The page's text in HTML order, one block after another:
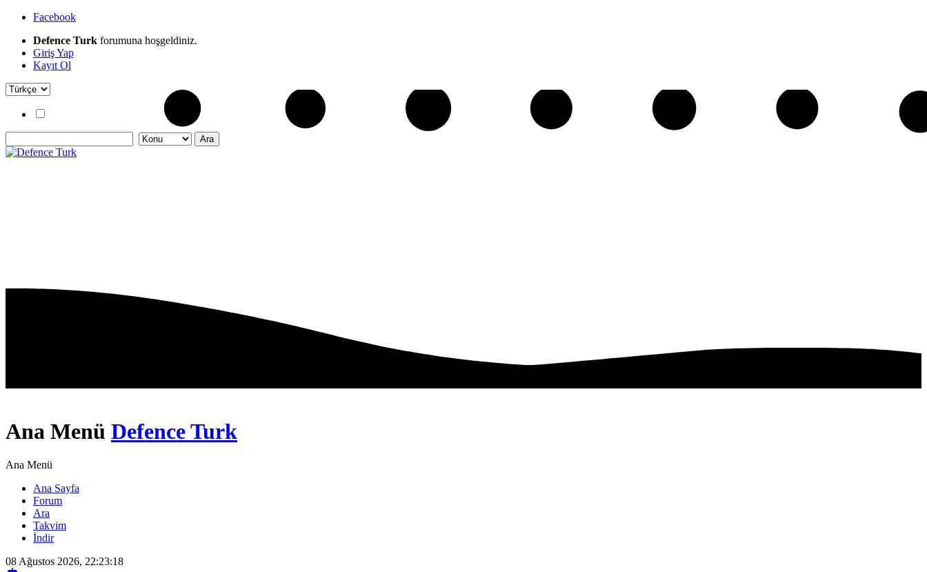
Facebook
Defence Turk forumuna hoşgeldiniz.
Giriş Yap
Kayıt Ol
Ana Menü Defence Turk
Ana Menü
Ana Sayfa
Forum
Ara
Takvim
İndir
08 Ağustos 2026, 22:23:18